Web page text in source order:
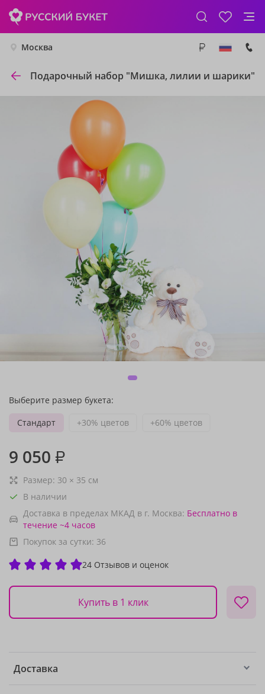
Москва
Подарочный набор "Мишка, лилии и шарики"
Выберите размер букета:
Стандарт
+30% цветов +60% цветов
9 050 ₽
Размер: 30 × 35 см
В наличии
Доставка в пределах МКАД в г. Москва: Бесплатно в
течение ~4 часов
Покупок за сутки: 36
24 Отзывов и оценок
Купить в 1 клик
Доставка